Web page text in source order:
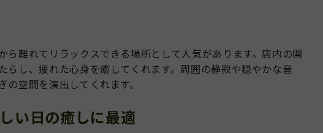
ら離れてリラックスできる場所として人気があります。店内の開
らし、疲れた心身を癒してくれます。周囲の静寂や穏やかな音
空間を演出してくれます。
い日の癒しに最適